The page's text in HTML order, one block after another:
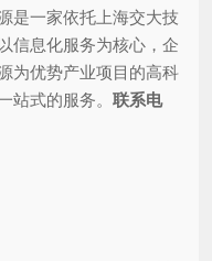
是一家依托上海交大技
信息化服务为核心，企
为优势产业项目的高科
站式的服务。 联系电